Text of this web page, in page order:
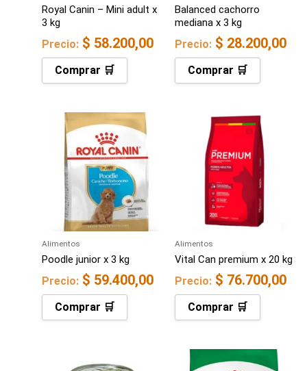
Royal Canin – Mini adult x
3 kg
Precio: $ 58.200,00
Comprar 🛒
Balanced cachorro
mediana x 3 kg
Precio: $ 28.200,00
Comprar 🛒
Alimentos
Poodle junior x 3 kg
Precio: $ 59.400,00
Comprar 🛒
Alimentos
Vital Can premium x 20 kg
Precio: $ 76.700,00
Comprar 🛒